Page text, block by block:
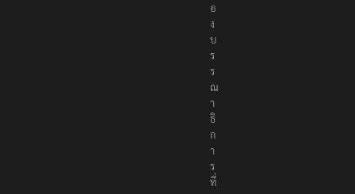
อ
ง
บ
ร
ร
ณ
า
ธิ
ก
า
ร
ที่